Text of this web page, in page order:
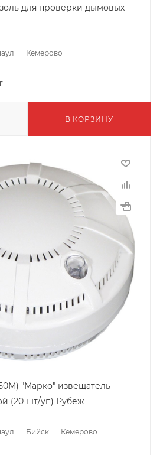
для проверки дымовых
Кемерово
В КОРЗИНУ
"Марко" извещатель
(20 шт/уп) Рубеж
Бийск
Кемерово